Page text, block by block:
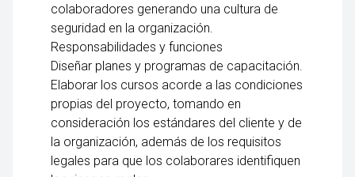
colaboradores generando una cultura de
seguridad en la organización.
Responsabilidades y funciones
Diseñar planes y programas de capacitación.
Elaborar los cursos acorde a las condiciones
propias del proyecto, tomando en
consideración los estándares del cliente y de
la organización, además de los requisitos
legales para que los colaborares identifiquen